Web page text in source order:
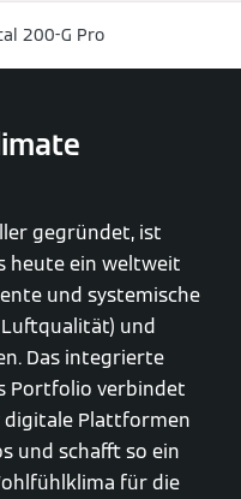
200-G Pro
gegründet, ist
heute ein weltweit
und systemische
Luftqualität) und
Das integrierte
Portfolio verbindet
digitale Plattformen
und schafft so ein
für die